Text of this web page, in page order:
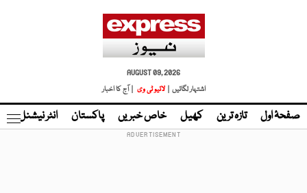
AUGUST 09, 2026
اشتہار لگائیں |
لائیو ٹی وی | آج کا اخبار
صفحۂ اول تازہ ترین کھیل خاص خبریں پاکستان انٹر نیشنل